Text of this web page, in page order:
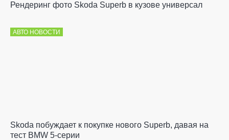
Рендеринг фото Skoda Superb в кузове универсал
АВТО НОВОСТИ
Skoda побуждает к покупке нового Superb, давая на
тест BMW 5-серии